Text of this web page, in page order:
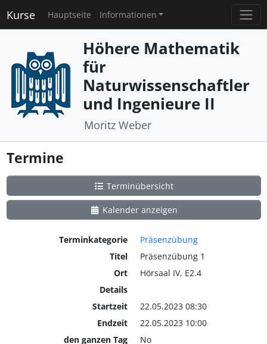
Kurse Hauptseite Informationen
Höhere Mathematik
für
Naturwissenschaftler
und Ingenieure II
Moritz Weber
Termine
Terminübersicht
Kalender anzeigen
Terminkategorie
Präsenzübung
Titel
Präsenzübung 1
Ort
Hörsaal IV, E2.4
Details
Startzeit
22.05.2023 08:30
Endzeit
22.05.2023 10:00
den ganzen Tag
No